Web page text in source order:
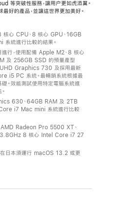
突破性服務，讓用户更如虎添翼。
好的產品，並讓這世界更加美好。
核心 CPU、8 核心 GPU、16GB
統進行比較的結果。
行，使用配備 Apple M2、8 核心
及 256GB SSD 的預量產型
Graphics 730 及採用最新
i5 PC 系統。最暢銷系統根據最
。效能測試使用特定電腦系統進
630、64GB RAM 及 2TB
i7 Mac mini 系統進行比較
Radeon Pro 5500 XT、
8 核心 Intel Core i7 27
日本須運行 macOS 13.2 或更